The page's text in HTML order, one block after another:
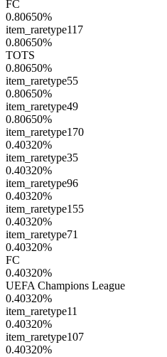
FC
0.80650%
item_raretype117
0.80650%
TOTS
0.80650%
item_raretype55
0.80650%
item_raretype49
0.80650%
item_raretype170
0.40320%
item_raretype35
0.40320%
item_raretype96
0.40320%
item_raretype155
0.40320%
item_raretype71
0.40320%
FC
0.40320%
UEFA Champions League
0.40320%
item_raretype11
0.40320%
item_raretype107
0.40320%